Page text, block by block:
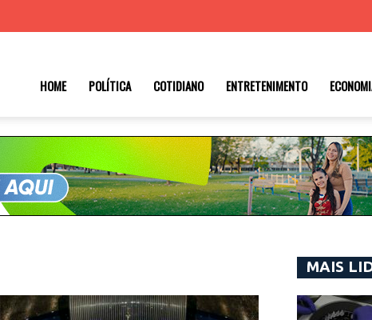
HOME POLÍTICA COTIDIANO ENTRETENIMENTO
MAIS